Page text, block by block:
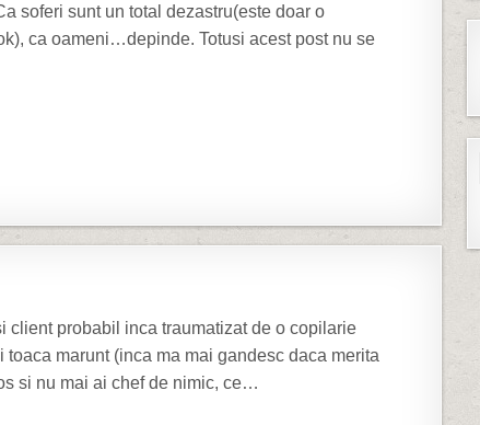
soferi sunt un total dezastru(este doar o
ca oameni…depinde. Totusi acest post nu se
client probabil inca traumatizat de o copilarie
marunt (inca ma mai gandesc daca merita
si nu mai ai chef de nimic, ce…